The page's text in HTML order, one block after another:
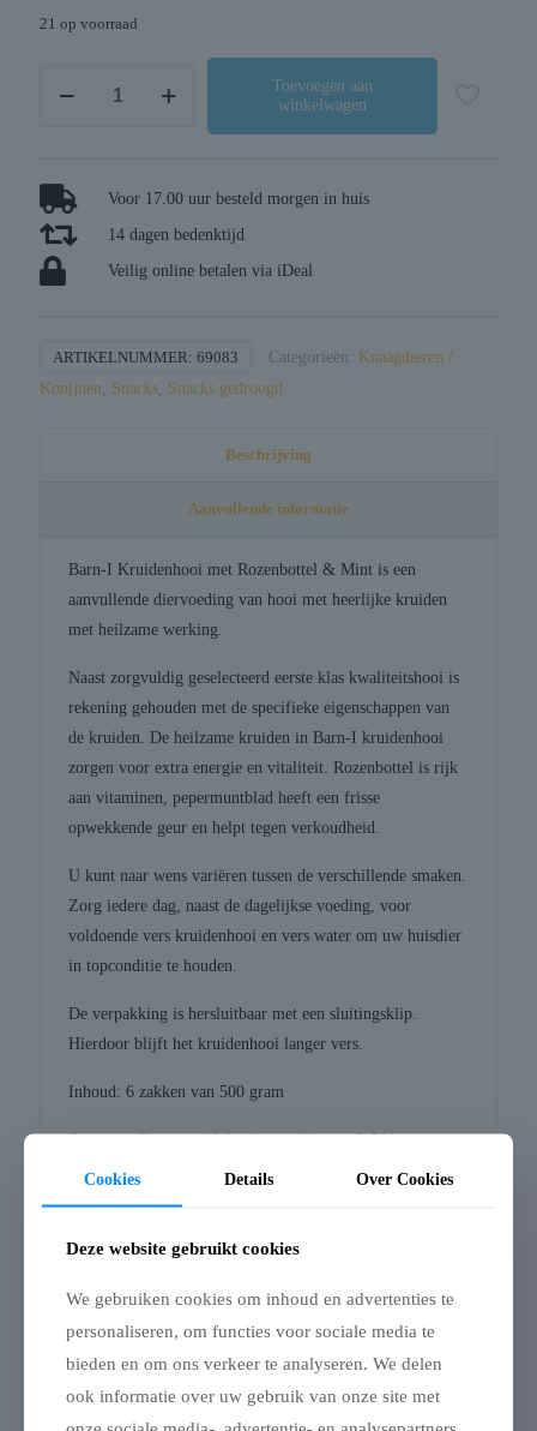
21 op voorraad
mint
aantal
Toevoegen aan
winkelwagen
Voor 17.00 uur besteld morgen in huis
14 dagen bedenktijd
Veilig online betalen via iDeal
ARTIKELNUMMER: 69083 Categorieën:
Knaagdieren /
Konijnen, Snacks, Snacks gedroogd
Beschrijving
Aanvullende informatie
Barn-I Kruidenhooi met Rozenbottel & Mint is een
aanvullende diervoeding van hooi met heerlijke kruiden
met heilzame werking.
Naast zorgvuldig geselecteerd eerste klas kwaliteitshooi is
rekening gehouden met de specifieke eigenschappen van
de kruiden. De heilzame kruiden in Barn-I kruidenhooi
zorgen voor extra energie en vitaliteit. Rozenbottel is rijk
aan vitaminen, pepermuntblad heeft een frisse
opwekkende geur en helpt tegen verkoudheid.
U kunt naar wens variëren tussen de verschillende smaken.
Zorg iedere dag, naast de dagelijkse voeding, voor
voldoende vers kruidenhooi en vers water om uw huisdier
in topconditie te houden.
De verpakking is hersluitbaar met een sluitingsklip.
Hierdoor blijft het kruidenhooi langer vers.
Inhoud: 6 zakken van 500 gram
Samenstelling: weidehooi verrijkt met 2,5%
rozenbotel en 2,5% pepermuntblad
Analytische bestanddelen: ruw eiwit 7,7%, ruw vet
(natrium) 0,08%
Gerelateerde producten
Cookies Details Over Cookies
Deze website gebruikt cookies
We gebruiken cookies om inhoud en advertenties te
personaliseren, om functies voor sociale media te
bieden en om ons verkeer te analyseren. We delen
ook informatie over uw gebruik van onze site met